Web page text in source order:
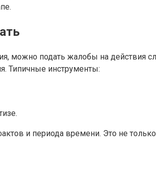
можно подать жалобы на действия
Типичные инструменты:
и периода времени. Это не